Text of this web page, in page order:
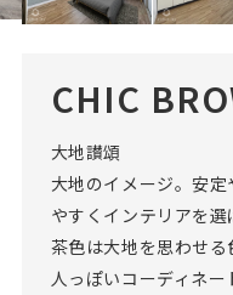
CHIC
大地讃頌
大地のイメージ。安
やすくインテリアを選
茶色は大地を思わせ
人っぽいコーディネ